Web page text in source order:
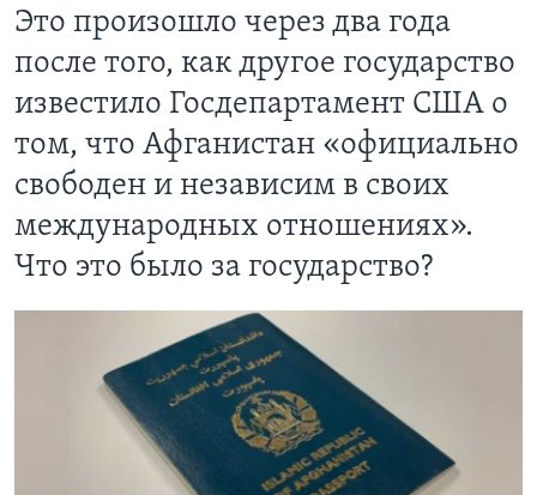
Это произошло через два года
после того, как другое государство
известило Госдепартамент США о
том, что Афганистан «официально
свободен и независим в своих
международных отношениях».
Что это было за государство?